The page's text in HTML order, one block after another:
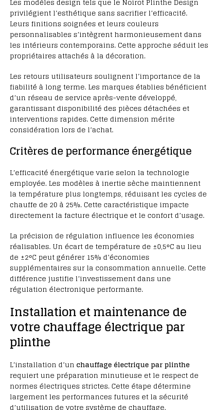
privilégient l’esthétique sans sacrifier l’efficacité.
Leurs finitions soignées et leurs couleurs
personnalisables s’intègrent harmonieusement dans
les intérieurs contemporains. Cette approche séduit les
propriétaires attachés à la décoration.
Les retours utilisateurs soulignent l’importance de la
fiabilité à long terme. Les marques établies bénéficient
d’un réseau de service après-vente développé,
garantissant disponibilité des pièces détachées et
interventions rapides. Cette dimension mérite
considération lors de l’achat.
Critères de performance énergétique
L’efficacité énergétique varie selon la technologie
employée. Les modèles à inertie sèche maintiennent
la température plus longtemps, réduisant les cycles de
chauffe de 20 à 25%. Cette caractéristique impacte
directement la facture électrique et le confort d’usage.
La précision de régulation influence les économies
réalisables. Un écart de température de ±0,5°C au lieu
de ±2°C peut générer 15% d’économies
supplémentaires sur la consommation annuelle. Cette
différence justifie l’investissement dans une
régulation électronique performante.
Installation et maintenance de
votre chauffage électrique par
plinthe
L’installation d’un chauffage électrique par plinthe
requiert une préparation minutieuse et le respect de
normes électriques strictes. Cette étape détermine
largement les performances futures et la sécurité
d’utilisation de votre système de chauffage.